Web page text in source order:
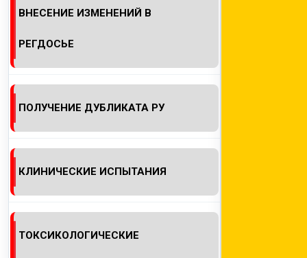
ВНЕСЕНИЕ ИЗМЕНЕНИЙ В
РЕГДОСЬЕ
ПОЛУЧЕНИЕ ДУБЛИКАТА РУ
КЛИНИЧЕСКИЕ ИСПЫТАНИЯ
ТОКСИКОЛОГИЧЕСКИЕ